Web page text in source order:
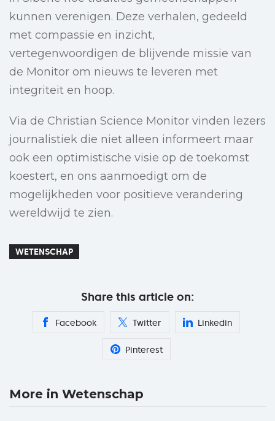
kunnen verenigen. Deze verhalen, gedeeld
met compassie en inzicht,
vertegenwoordigen de blijvende missie van
de Monitor om nieuws te leveren met
integriteit en hoop.
Via de Christian Science Monitor vinden lezers
journalistiek die niet alleen informeert maar
ook een optimistische visie op de toekomst
koestert, en ons aanmoedigt om de
mogelijkheden voor positieve verandering
wereldwijd te zien.
WETENSCHAP
Share this article on:
Facebook Twitter Linkedin
Pinterest
More in Wetenschap